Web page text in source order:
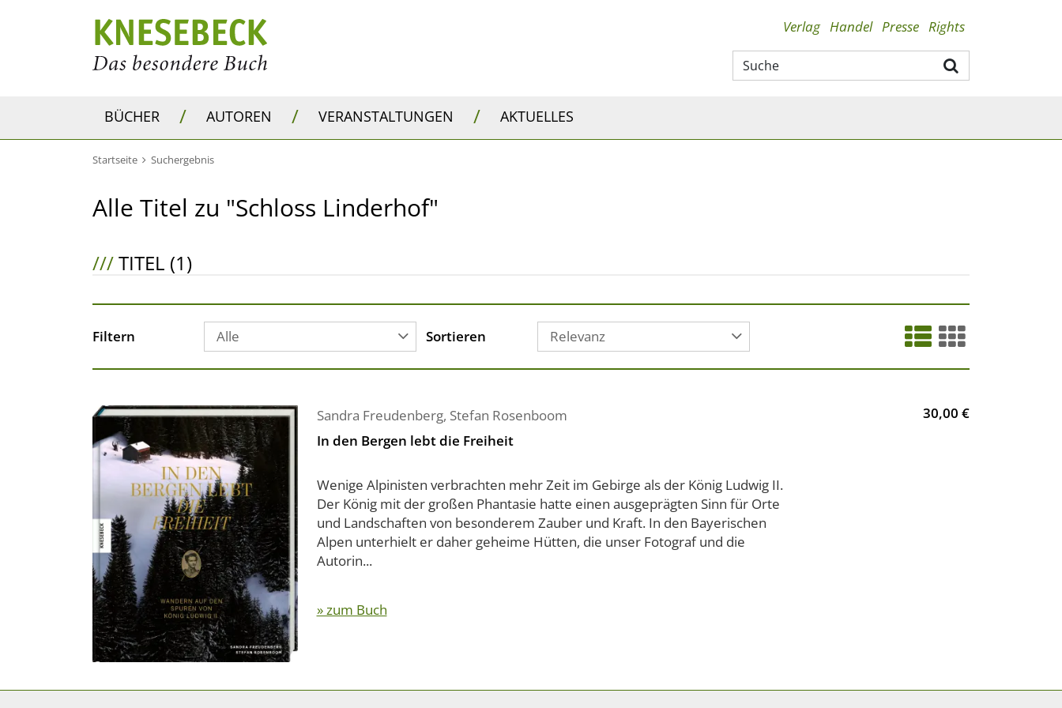
Verlag Handel Presse Rights
BÜCHER / AUTOREN / VERANSTALTUNGEN / AKTUELLES
Startseite Suchergebnis
Alle Titel zu "Schloss Linderhof"
///TITEL (1)
Filtern Alle Sortieren Relevanz
Sandra Freudenberg, Stefan Rosenboom
In den Bergen lebt die Freiheit
Wenige Alpinisten verbrachten mehr Zeit im Gebirge als der König Ludwig II.
Der König mit der großen Phantasie hatte einen ausgeprägten Sinn für Orte
und Landschaften von besonderem Zauber und Kraft. In den Bayerischen
Alpen unterhielt er daher geheime Hütten, die unser Fotograf und die
Autorin...
» zum Buch
30,00 €